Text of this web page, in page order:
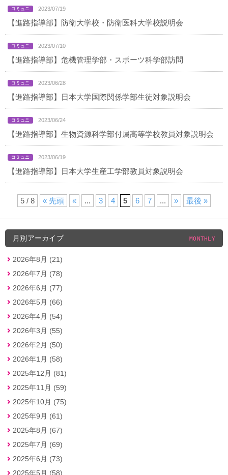
2023/07/19
【進路指導部】防衛大学校・防衛医科大学校説明会
2023/07/10
【進路指導部】危機管理学部・スポーツ科学部訪問
2023/06/28
【進路指導部】日本大学国際関係学部生徒対象説明会
2023/06/24
【進路指導部】生物資源科学部付属高等学校教員対象説明会
2023/06/19
【進路指導部】日本大学生産工学部教員対象説明会
5 / 8 « 先頭 « ... 3 4 5 6 7 ... » 最後 »
月別アーカイブ MONTHLY
2026年8月 (21)
2026年7月 (78)
2026年6月 (77)
2026年5月 (66)
2026年4月 (54)
2026年3月 (55)
2026年2月 (50)
2026年1月 (58)
2025年12月 (81)
2025年11月 (59)
2025年10月 (75)
2025年9月 (61)
2025年8月 (67)
2025年7月 (69)
2025年6月 (73)
2025年5月 (58)